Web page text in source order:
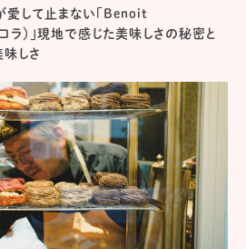
愛して止まない「Benoit
ラ）」現地で感じた美味しさの秘密と
しさ